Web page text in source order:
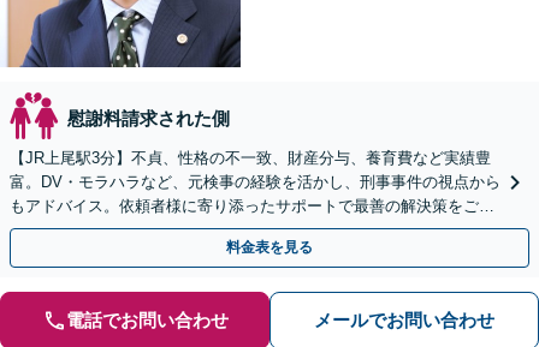
慰謝料請求された側
【JR上尾駅3分】不貞、性格の不一致、財産分与、養育費など実績豊
富。DV・モラハラなど、元検事の経験を活かし、刑事事件の視点から
もアドバイス。依頼者様に寄り添ったサポートで最善の解決策をご提
案いたします【初回面談30分無料】
料金表を見る
電話でお問い合わせ メールでお問い合わせ